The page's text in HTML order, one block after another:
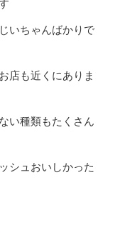
いちゃんばかりで
店も近くにありま
い種類もたくさん
シュおいしかった